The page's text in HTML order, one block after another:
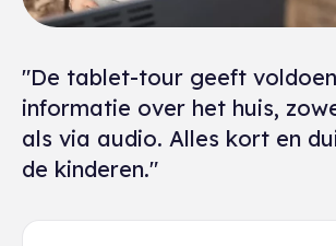
"De tablet-tour geeft
informatie over het huis,
als via audio. Alles kort en
de kinderen."